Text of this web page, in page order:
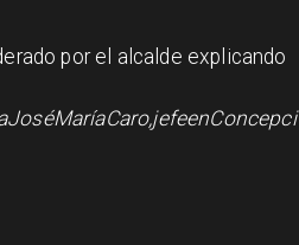
por el alcalde explicando